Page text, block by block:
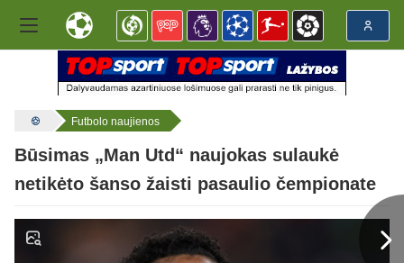
Futbolo naujienos
Būsimas „Man Utd“ naujokas sulaukė
netikėto šanso žaisti pasaulio čempionate